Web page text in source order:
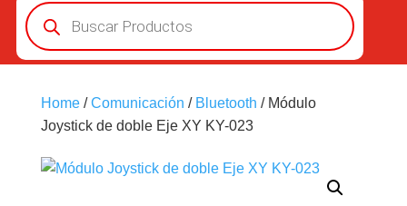
Búsqueda
de
productos
Home/Comunicación / Bluetooth / Módulo
Joystick de doble Eje XY KY-023